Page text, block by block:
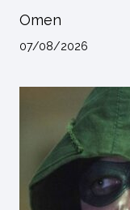
Omen
07/08/2026